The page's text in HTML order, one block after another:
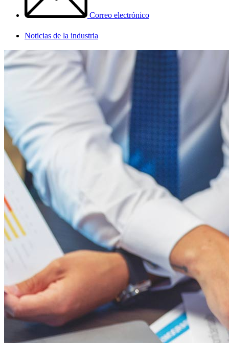
Correo electrónico
Noticias de la industria